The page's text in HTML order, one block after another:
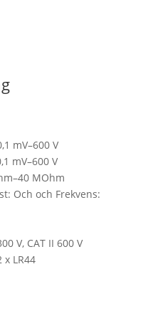
mV–600 V
mV–600 V
MOhm
Och och Frekvens:
V, CAT II 600 V
LR44